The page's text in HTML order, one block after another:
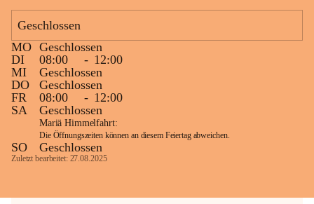
sein.
Die OMV Austria ist bemüht, für die
Bevölkerung ungewohnte, jedoch
technisch notwendige Betriebszustände so
kurz wie möglich zu halten.
Wir bitten daher die umliegende
Bevölkerung um Verständnis.
Glück Auf!
GmbH
Geschlossen
MO Geschlossen
DI
08:00 - 12:00
MI
Geschlossen
DO
Geschlossen
FR
08:00 - 12:00
SA
Geschlossen
Mariä Himmelfahrt:
Die Öffnungszeiten können an diesem Feiertag abweichen.
SO Geschlossen
Zuletzt bearbeitet: 27.08.2025